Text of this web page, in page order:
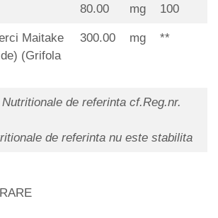
80.00 mg 100
Maitake
(Grifola
300.00 mg **
de referinta cf.Reg.nr.
de referinta nu este stabilita